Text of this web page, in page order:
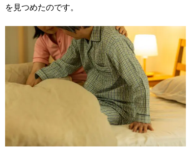
を見つめたのです。